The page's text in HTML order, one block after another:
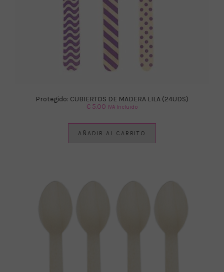
Protegido: CUBIERTOS DE MADERA LILA (24UDS)
€5.00 IVA Incluido
AÑADIR AL CARRITO